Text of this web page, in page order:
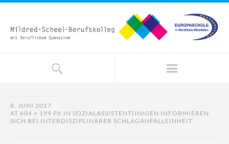
8. JUNI 2017
AT 604 × 199 PX IN SOZIALASSISTENT(INN)EN INFORMIEREN
SICH BEI INTERDISZIPLINÄRER SCHLAGANFALLEINHEIT